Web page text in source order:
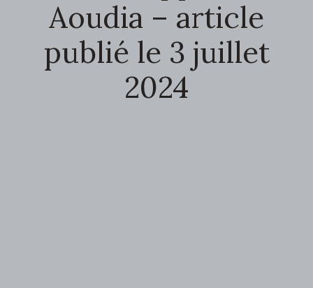
Aoudia – article
publié le 3 juillet
2024